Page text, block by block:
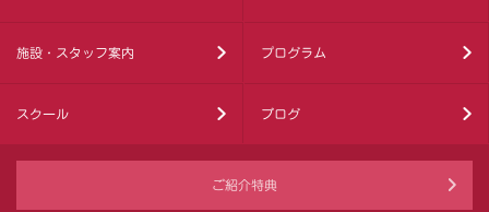
施設・スタッフ案内 プログラム
スクール ブログ
ご紹介特典